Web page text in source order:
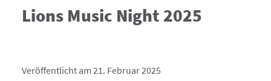
Lions Music Night 2025
Veröffentlicht am 21. Februar 2025